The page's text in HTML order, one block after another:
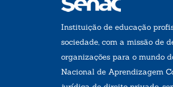
Instituição de educação
sociedade, com a missão de
organizações para o mundo
Nacional de Aprendizagem